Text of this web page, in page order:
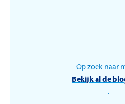
Van
Op zoek naar
Bekijk al de
.